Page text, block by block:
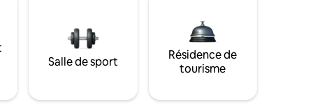
Salle de sport
Résidence de
tourisme